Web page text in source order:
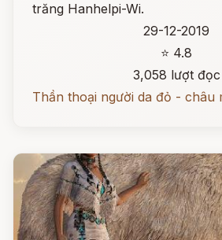
trăng Hanhelpi-Wi.
29-12-2019
⭐ 4.8
3,058 lượt đọc
Thần thoại người da đỏ - châu